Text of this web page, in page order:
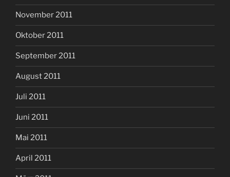
November 2011
Oktober 2011
September 2011
August 2011
Juli 2011
Juni 2011
Mai 2011
April 2011